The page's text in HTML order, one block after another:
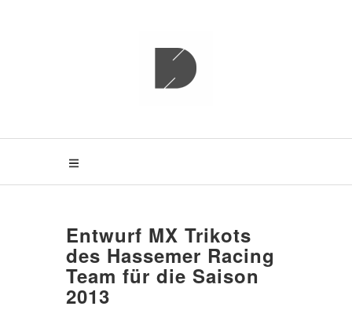
Entwurf MX Trikots
des Hassemer Racing
Team für die Saison
2013